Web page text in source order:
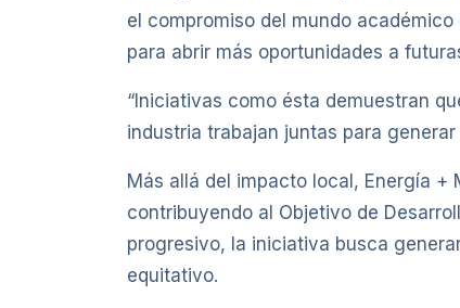
el compromiso del mundo
para abrir más oportunidades a
“Iniciativas como ésta demuestran
industria trabajan juntas para
Más allá del impacto local, Energía
contribuyendo al Objetivo de
progresivo, la iniciativa busca
equitativo.